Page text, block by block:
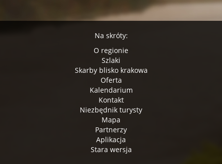
Na skróty:
O regionie
Szlaki
Skarby blisko krakowa
Oferta
Kalendarium
Kontakt
Niezbędnik turysty
Mapa
Partnerzy
Aplikacja
Stara wersja